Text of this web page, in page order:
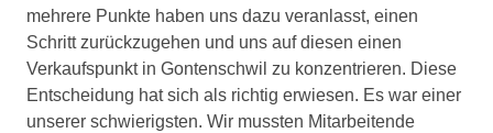
mehrere Punkte haben uns dazu veranlasst, einen
Schritt zurückzugehen und uns auf diesen einen
Verkaufspunkt in Gontenschwil zu konzentrieren. Diese
Entscheidung hat sich als richtig erwiesen. Es war einer
unserer schwierigsten. Wir mussten Mitarbeitende